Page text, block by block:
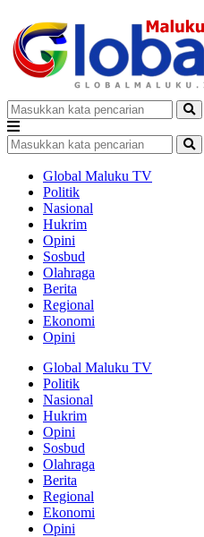
Global Maluku TV
Politik
Nasional
Hukrim
Opini
Sosbud
Olahraga
Berita
Regional
Ekonomi
Opini
Global Maluku TV
Politik
Nasional
Hukrim
Opini
Sosbud
Olahraga
Berita
Regional
Ekonomi
Opini